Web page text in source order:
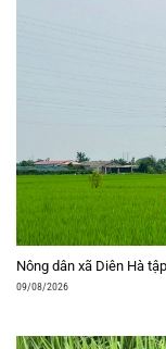
Nông dân xã Diên Hà
09/08/2026